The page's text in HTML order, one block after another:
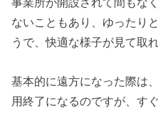
ないこともあり、ゆったり
うで、快適な様子が見て取
基本的に遠方になった際は
用終了になるのですが、す